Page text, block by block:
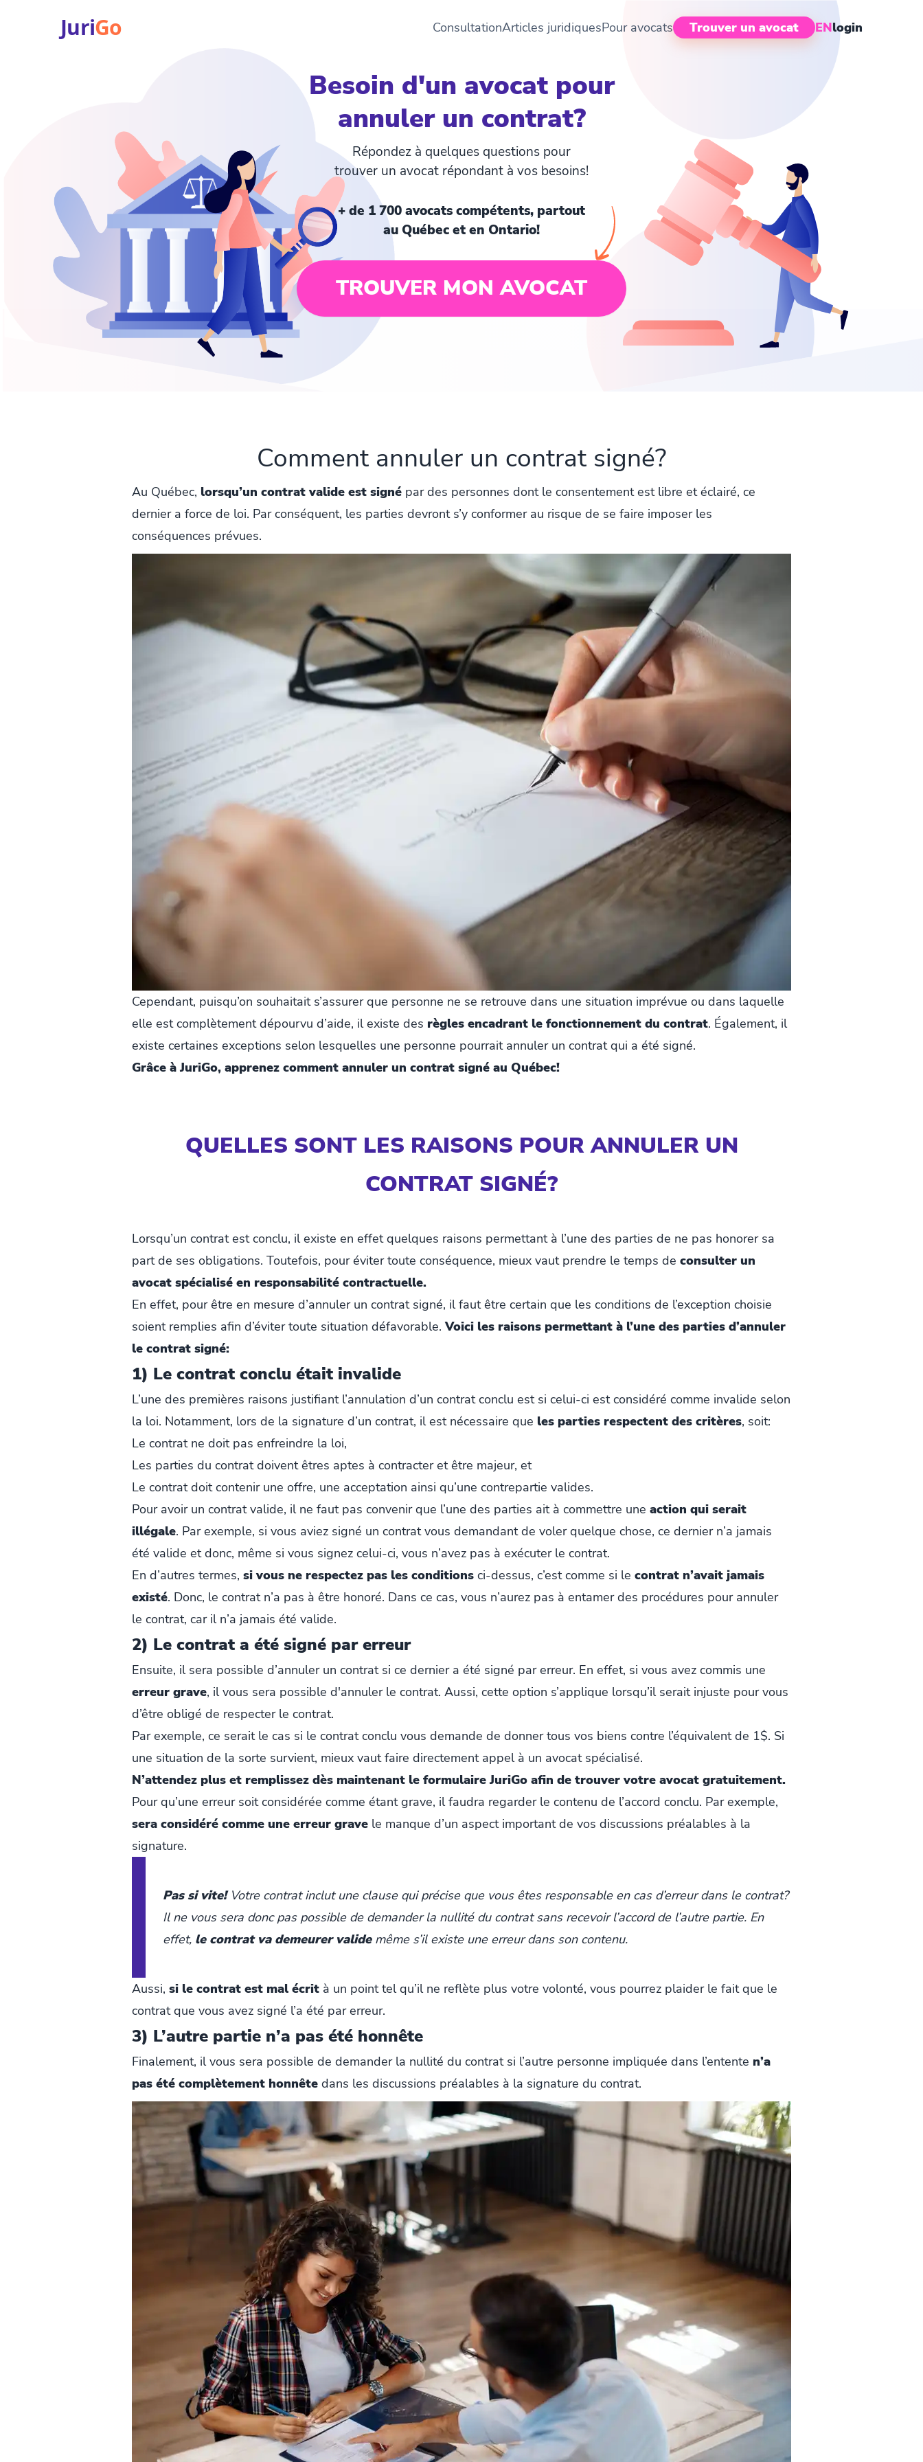
JuriGo ConsultationArticles juridiquesPour avocats Trouver un avocat ENlogin
Besoin d'un avocat pour
annuler un contrat?
Répondez à quelques questions pour
trouver un avocat répondant à vos besoins!
+ de 1 700 avocats compétents, partout
au Québec et en Ontario!
TROUVER MON AVOCAT
Comment annuler un contrat signé?
Au Québec, lorsqu’un contrat valide est signé par des personnes dont le consentement est libre et éclairé, ce
dernier a force de loi. Par conséquent, les parties devront s’y conformer au risque de se faire imposer les
conséquences prévues.
Cependant, puisqu’on souhaitait s’assurer que personne ne se retrouve dans une situation imprévue ou dans laquelle
elle est complètement dépourvu d’aide, il existe des règles encadrant le fonctionnement du contrat. Également, il
existe certaines exceptions selon lesquelles une personne pourrait annuler un contrat qui a été signé.
Grâce à JuriGo, apprenez comment annuler un contrat signé au Québec!
QUELLES SONT LES RAISONS POUR ANNULER UN
CONTRAT SIGNÉ?
Lorsqu’un contrat est conclu, il existe en effet quelques raisons permettant à l’une des parties de ne pas honorer sa
part de ses obligations. Toutefois, pour éviter toute conséquence, mieux vaut prendre le temps de consulter un
avocat spécialisé en responsabilité contractuelle.
En effet, pour être en mesure d’annuler un contrat signé, il faut être certain que les conditions de l’exception choisie
soient remplies afin d’éviter toute situation défavorable.Voici les raisons permettant à l’une des parties d’annuler
le contrat signé:
1) Le contrat conclu était invalide
L’une des premières raisons justifiant l’annulation d’un contrat conclu est si celui-ci est considéré comme invalide selon
la loi. Notamment, lors de la signature d’un contrat, il est nécessaire que les parties respectent des critères, soit:
Le contrat ne doit pas enfreindre la loi,
Les parties du contrat doivent êtres aptes à contracter et être majeur, et
Le contrat doit contenir une offre, une acceptation ainsi qu’une contrepartie valides.
Pour avoir un contrat valide, il ne faut pas convenir que l’une des parties ait à commettre une action qui serait
illégale. Par exemple, si vous aviez signé un contrat vous demandant de voler quelque chose, ce dernier n’a jamais
été valide et donc, même si vous signez celui-ci, vous n’avez pas à exécuter le contrat.
En d’autres termes, si vous ne respectez pas les conditions ci-dessus, c’est comme si le contrat n’avait jamais
existé. Donc, le contrat n’a pas à être honoré. Dans ce cas, vous n’aurez pas à entamer des procédures pour annuler
le contrat, car il n’a jamais été valide.
2) Le contrat a été signé par erreur
Ensuite, il sera possible d’annuler un contrat si ce dernier a été signé par erreur. En effet, si vous avez commis une
erreur grave, il vous sera possible d'annuler le contrat. Aussi, cette option s’applique lorsqu’il serait injuste pour vous
d’être obligé de respecter le contrat.
Par exemple, ce serait le cas si le contrat conclu vous demande de donner tous vos biens contre l’équivalent de 1$. Si
une situation de la sorte survient, mieux vaut faire directement appel à un avocat spécialisé.
N’attendez plus et remplissez dès maintenant le formulaire JuriGo afin de trouver votre avocat gratuitement.
Pour qu’une erreur soit considérée comme étant grave, il faudra regarder le contenu de l’accord conclu. Par exemple,
sera considéré comme une erreur grave le manque d’un aspect important de vos discussions préalables à la
signature.
Pas si vite!Votre contrat inclut une clause qui précise que vous êtes responsable en cas d’erreur dans le contrat?
Il ne vous sera donc pas possible de demander la nullité du contrat sans recevoir l’accord de l’autre partie. En
effet, le contrat va demeurer validemême s’il existe une erreur dans son contenu.
Aussi, si le contrat est mal écrit à un point tel qu’il ne reflète plus votre volonté, vous pourrez plaider le fait que le
contrat que vous avez signé l’a été par erreur.
3) L’autre partie n’a pas été honnête
Finalement, il vous sera possible de demander la nullité du contrat si l’autre personne impliquée dans l’entente n’a
pas été complètement honnête dans les discussions préalables à la signature du contrat.